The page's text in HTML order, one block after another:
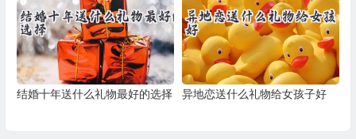
结婚十年送什么礼物最好的选择 异地恋送什么礼物给女孩子好